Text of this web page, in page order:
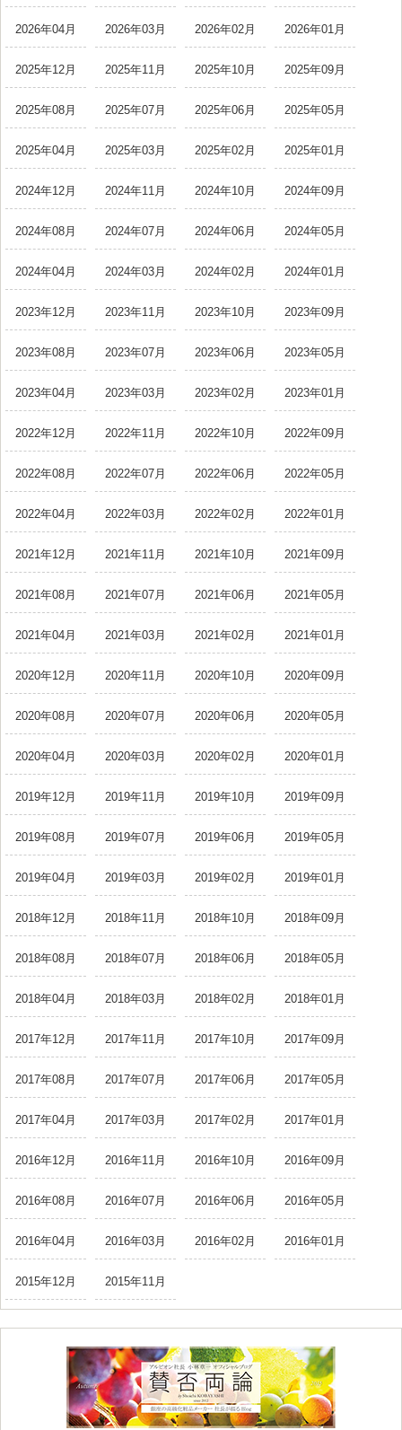
2026年04月 2026年03月 2026年02月 2026年01月
2025年12月 2025年11月 2025年10月 2025年09月
2025年08月 2025年07月 2025年06月 2025年05月
2025年04月 2025年03月 2025年02月 2025年01月
2024年12月 2024年11月 2024年10月 2024年09月
2024年08月 2024年07月 2024年06月 2024年05月
2024年04月 2024年03月 2024年02月 2024年01月
2023年12月 2023年11月 2023年10月 2023年09月
2023年08月 2023年07月 2023年06月 2023年05月
2023年04月 2023年03月 2023年02月 2023年01月
2022年12月 2022年11月 2022年10月 2022年09月
2022年08月 2022年07月 2022年06月 2022年05月
2022年04月 2022年03月 2022年02月 2022年01月
2021年12月 2021年11月 2021年10月 2021年09月
2021年08月 2021年07月 2021年06月 2021年05月
2021年04月 2021年03月 2021年02月 2021年01月
2020年12月 2020年11月 2020年10月 2020年09月
2020年08月 2020年07月 2020年06月 2020年05月
2020年04月 2020年03月 2020年02月 2020年01月
2019年12月 2019年11月 2019年10月 2019年09月
2019年08月 2019年07月 2019年06月 2019年05月
2019年04月 2019年03月 2019年02月 2019年01月
2018年12月 2018年11月 2018年10月 2018年09月
2018年08月 2018年07月 2018年06月 2018年05月
2018年04月 2018年03月 2018年02月 2018年01月
2017年12月 2017年11月 2017年10月 2017年09月
2017年08月 2017年07月 2017年06月 2017年05月
2017年04月 2017年03月 2017年02月 2017年01月
2016年12月 2016年11月 2016年10月 2016年09月
2016年08月 2016年07月 2016年06月 2016年05月
2016年04月 2016年03月 2016年02月 2016年01月
2015年12月 2015年11月